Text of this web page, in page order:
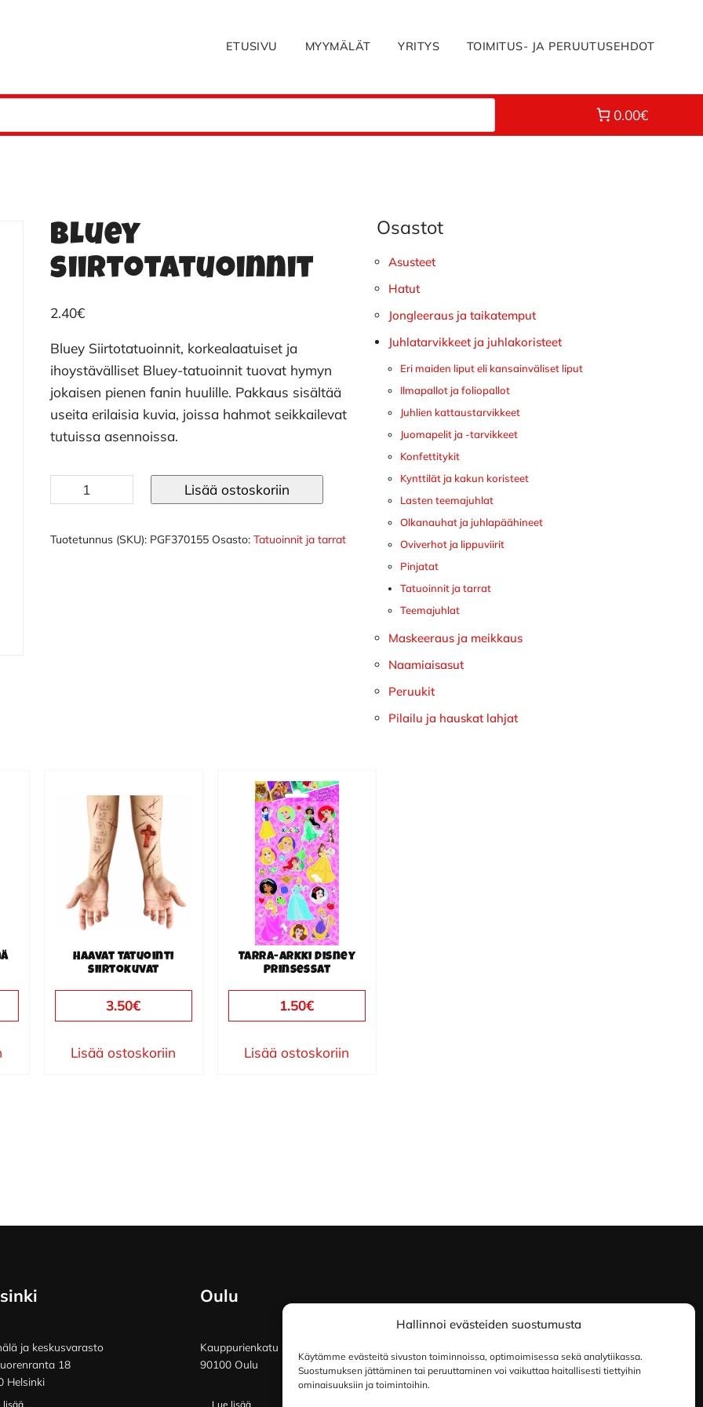
Hallinnoi evästeiden suostumusta
Käytämme evästeitä sivuston toiminnoissa, optimoimisessa sekä analytiikassa.
Suostumuksen jättäminen tai peruuttaminen voi vaikuttaa haitallisesti tiettyihin
ominaisuuksiin ja toimintoihin.
ETUSIVU MYYMÄLÄT YRITYS TOIMITUS- JA PERUUTUSEHDOT
0.00€
Bluey
siirtotatuoinnit
2.40€
Bluey Siirtotatuoinnit, korkealaatuiset ja
ihoystävälliset Bluey-tatuoinnit tuovat hymyn
jokaisen pienen fanin huulille. Pakkaus sisältää
useita erilaisia kuvia, joissa hahmot seikkailevat
tutuissa asennoissa.
siirtotatuoinnit
Lisää ostoskoriin
Tuotetunnus (SKU): PGF370155 Osasto:Tatuoinnit ja tarrat
Haavat tatuointi
siirtokuvat
3.50€
Lisää ostoskoriin
Tarra-arkki Disney
Prinsessat
1.50€
Lisää ostoskoriin
Ensisijainen
sivupalkki
Osastot
Asusteet
Hatut
Jongleeraus ja taikatemput
Juhlatarvikkeet ja juhlakoristeet
Eri maiden liput eli kansainväliset liput
Ilmapallot ja foliopallot
Juhlien kattaustarvikkeet
Juomapelit ja -tarvikkeet
Konfettitykit
Kynttilät ja kakun koristeet
Lasten teemajuhlat
Olkanauhat ja juhlapäähineet
Oviverhot ja lippuviirit
Pinjatat
Tatuoinnit ja tarrat
Teemajuhlat
Maskeeraus ja meikkaus
Naamiaisasut
Peruukit
Pilailu ja hauskat lahjat
ja keskusvarasto
18
Helsinki
lisää
Oulu
Kauppurienkatu 34
90100 Oulu
Lue lisää